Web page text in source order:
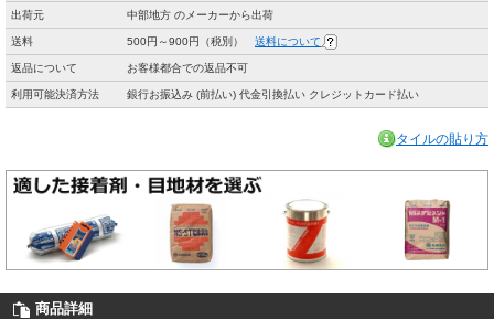
出荷元 中部地方 のメーカーから出荷
送料 500円～900円（税別） 送料について
返品について お客様都合での返品不可
利用可能決済方法 銀行お振込み (前払い) 代金引換払い クレジットカード払い
タイルの貼り方
商品詳細